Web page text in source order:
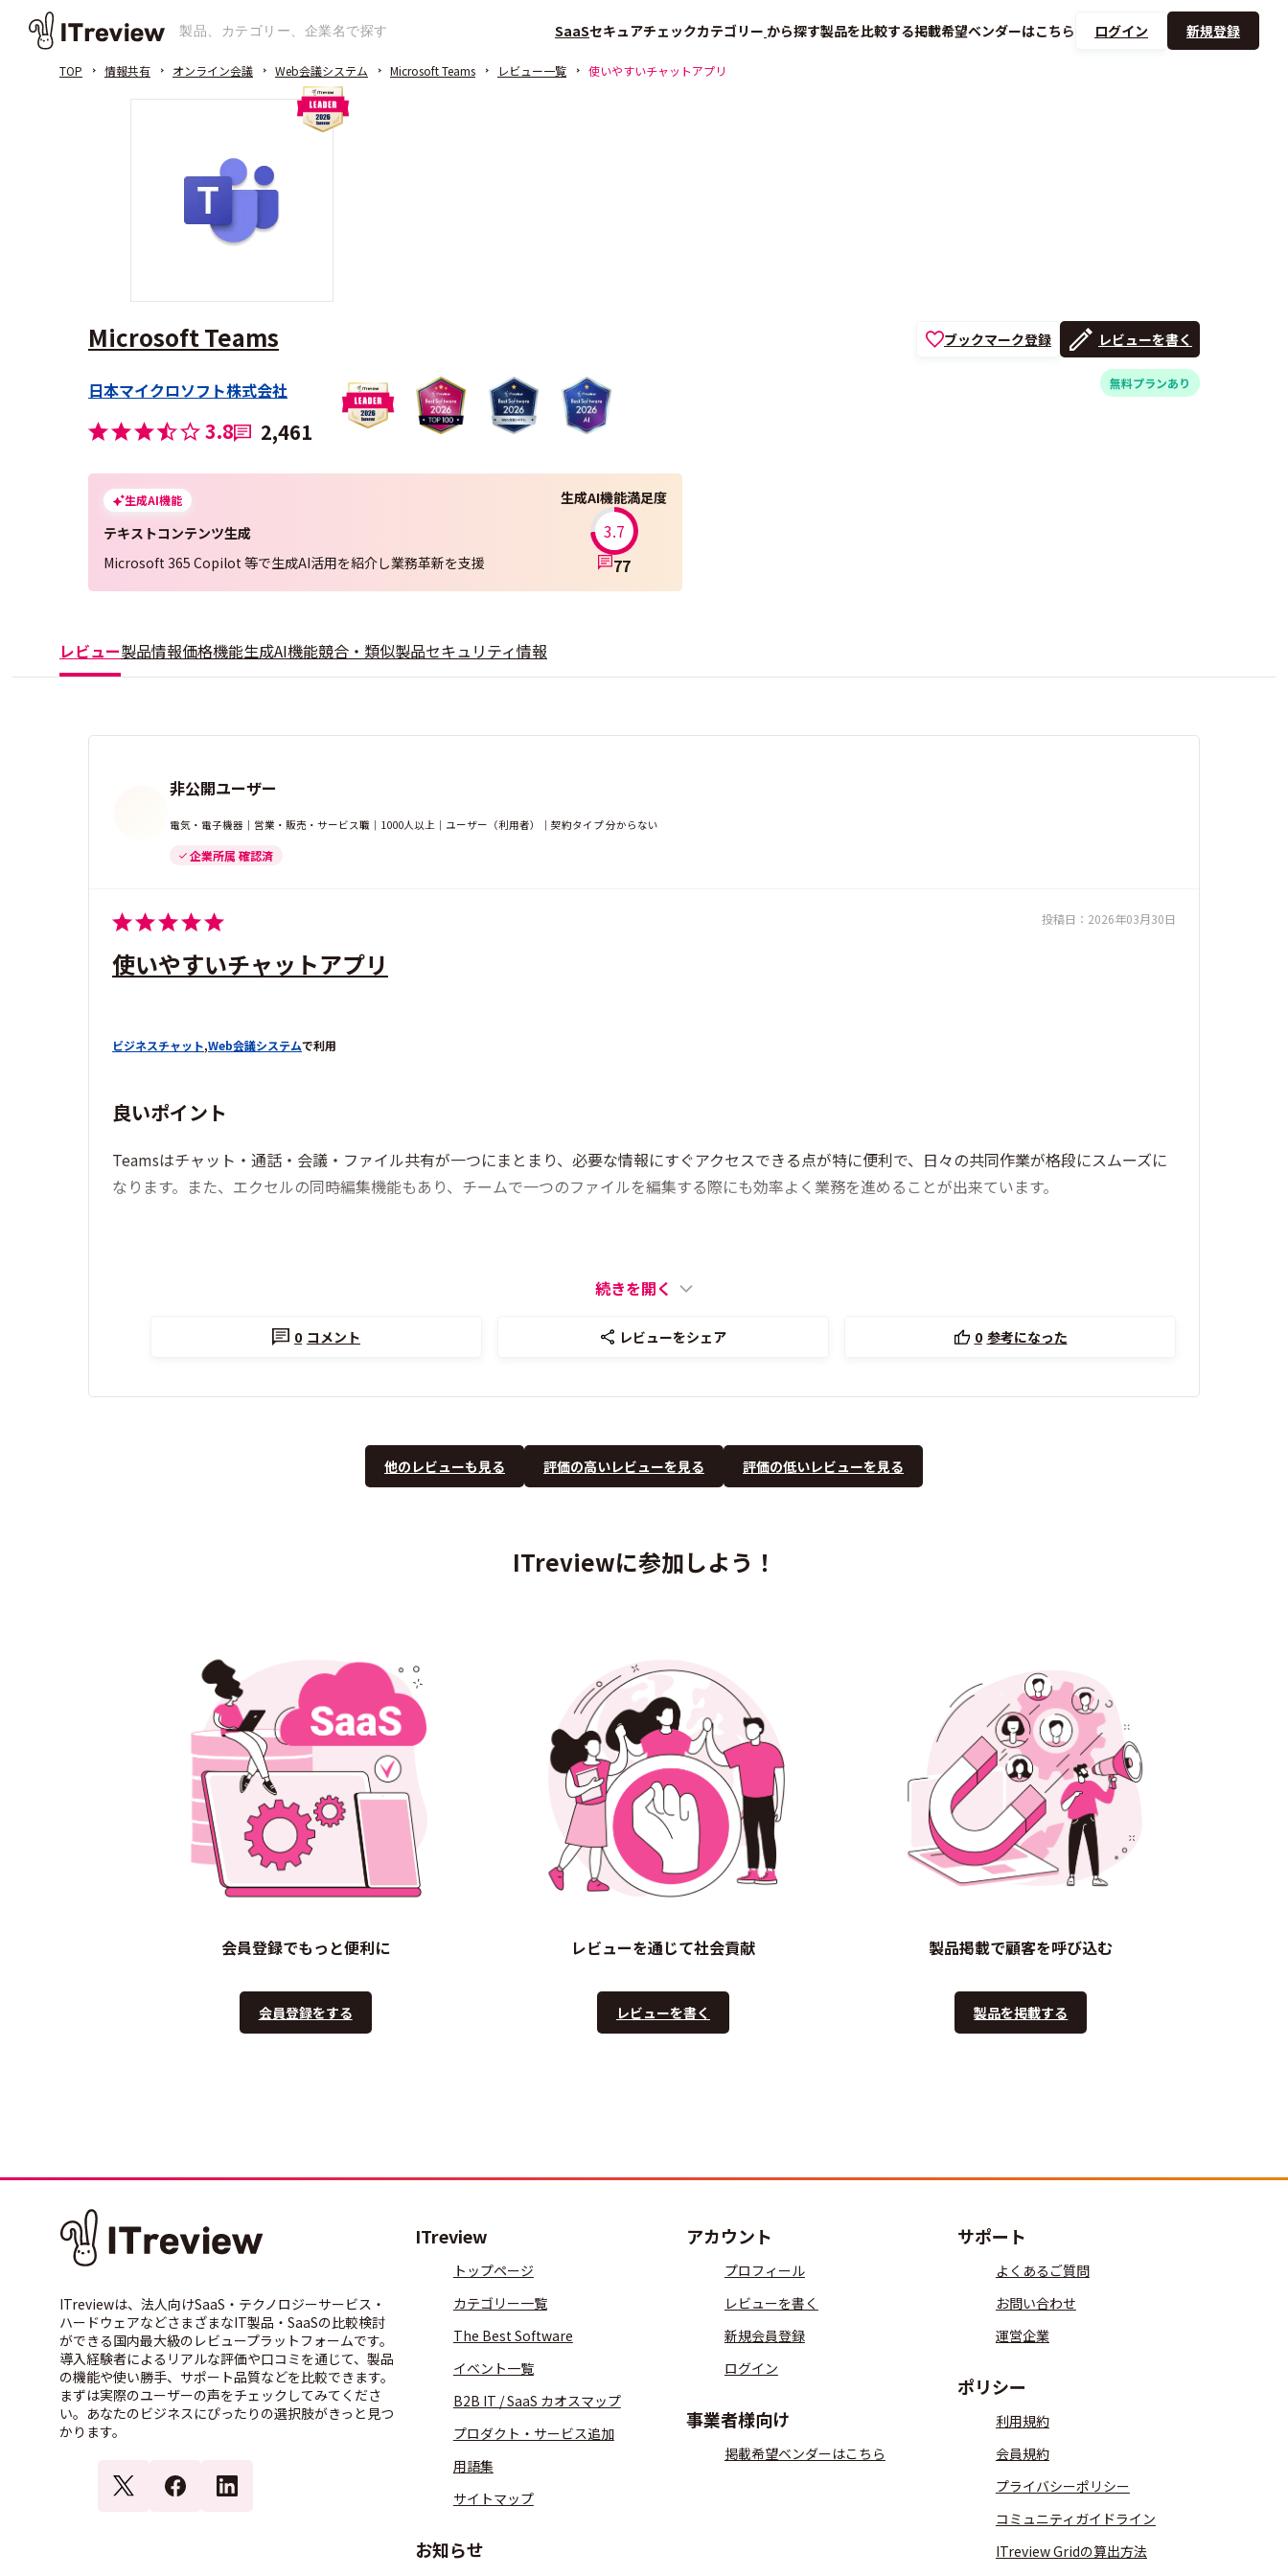
SaaSセキュアチェックカテゴリー から探す製品を比較する掲載希望ベンダーはこちら ログイン 新規登録
TOP 情報共有 オンライン会議 Web会議システム Microsoft Teams レビュー一覧 使いやすいチャットアプリ
Microsoft Teams
日本マイクロソフト株式会社
3.8 2,461
生成AI機能
テキストコンテンツ生成
Microsoft 365 Copilot 等で生成AI活用を紹介し業務革新を支援
生成AI機能満足度
3.7
77
ブックマーク登録 レビューを書く
無料プランあり
レビュー製品情報価格機能生成AI機能競合・類似製品セキュリティ情報
非公開ユーザー
電気・電子機器｜営業・販売・サービス職｜1000人以上｜ユーザー（利用者）｜契約タイプ 分からない
企業所属 確認済
投稿日： 2026年03月30日
使いやすいチャットアプリ
ビジネスチャット,Web会議システムで利用
良いポイント
Teamsはチャット・通話・会議・ファイル共有が一つにまとまり、必要な情報にすぐアクセスできる点が特に便利で、日々の共同作業が格段にスムーズに
なります。また、エクセルの同時編集機能もあり、チームで一つのファイルを編集する際にも効率よく業務を進めることが出来ています。
続きを開く
0 コメント レビューをシェア 0 参考になった
他のレビューも見る 評価の高いレビューを見る 評価の低いレビューを見る
ITreviewに参加しよう！
会員登録でもっと便利に
会員登録をする
レビューを通じて社会貢献
レビューを書く
製品掲載で顧客を呼び込む
製品を掲載する
ITreviewは、法人向けSaaS・テクノロジーサービス・
ハードウェアなどさまざまなIT製品・SaaSの比較検討
ができる国内最大級のレビュープラットフォームです。
導入経験者によるリアルな評価や口コミを通じて、製品
の機能や使い勝手、サポート品質などを比較できます。
まずは実際のユーザーの声をチェックしてみてくださ
い。あなたのビジネスにぴったりの選択肢がきっと見つ
かります。
ITreview
トップページ
カテゴリー一覧
The Best Software
イベント一覧
B2B IT / SaaS カオスマップ
プロダクト・サービス追加
用語集
サイトマップ
お知らせ
アカウント
プロフィール
レビューを書く
新規会員登録
ログイン
事業者様向け
掲載希望ベンダーはこちら
サポート
よくあるご質問
お問い合わせ
運営企業
ポリシー
利用規約
会員規約
プライバシーポリシー
コミュニティガイドライン
ITreview Gridの算出方法